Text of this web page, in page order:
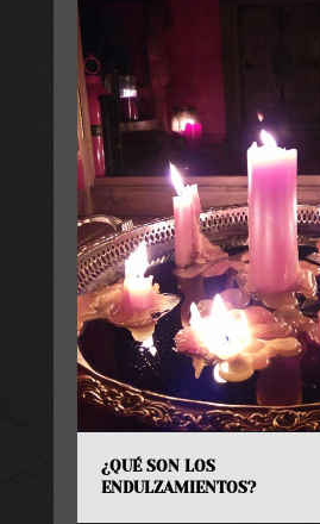
¿QUÉ SON LOS
ENDULZAMIENTOS?